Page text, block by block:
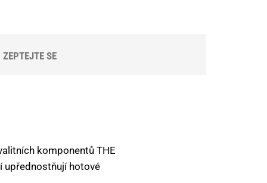
ZEPTEJTE SE
komponentů THE
upřednostňují hotové